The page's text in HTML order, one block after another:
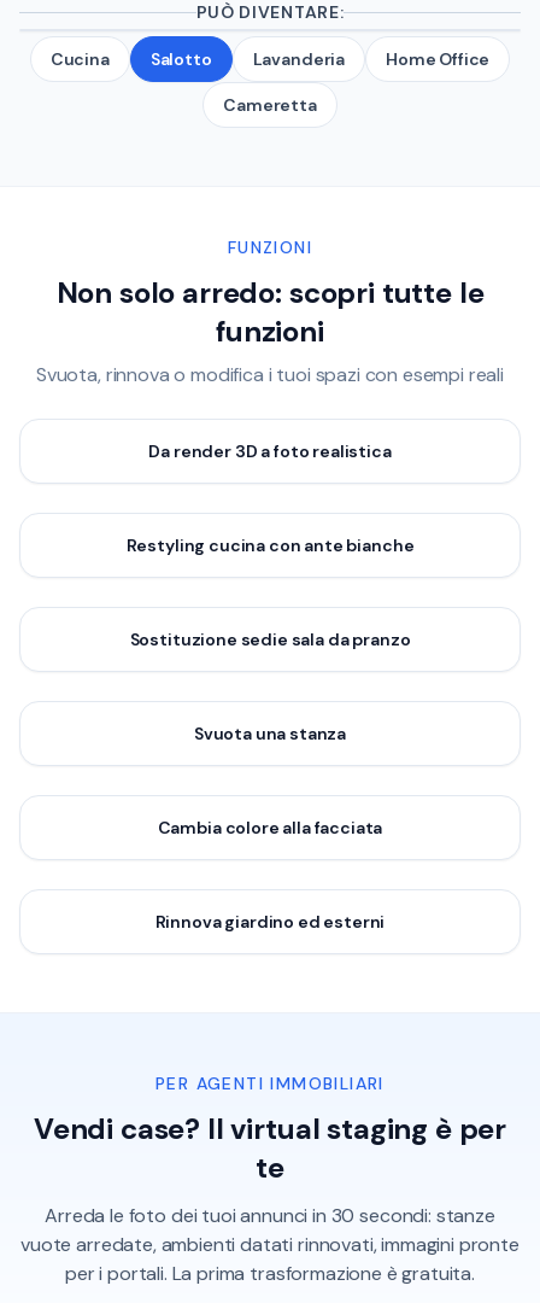
PUÒ DIVENTARE:
LAVANDERIA
Cucina Salotto Lavanderia Home Office
Cameretta
FUNZIONI
Non solo arredo: scopri tutte le
funzioni
Svuota, rinnova o modifica i tuoi spazi con esempi reali
Da render 3D a foto realistica
Restyling cucina con ante bianche
Sostituzione sedie sala da pranzo
Svuota una stanza
Cambia colore alla facciata
Rinnova giardino ed esterni
PER AGENTI IMMOBILIARI
Vendi case? Il virtual staging è per
te
Arreda le foto dei tuoi annunci in 30 secondi: stanze
vuote arredate, ambienti datati rinnovati, immagini pronte
per i portali. La prima trasformazione è gratuita.